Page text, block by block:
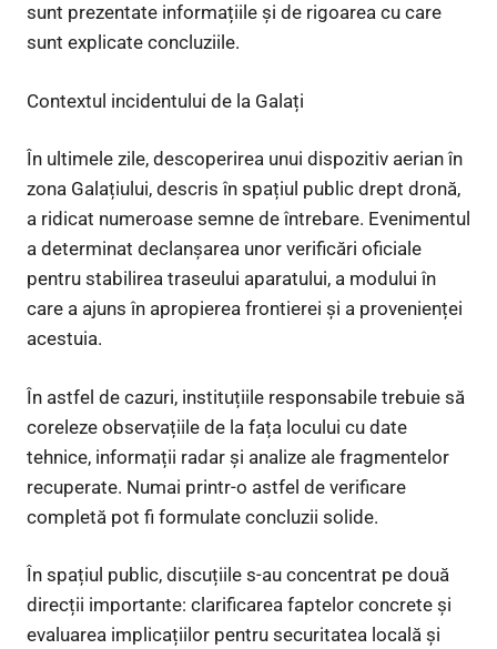
sunt prezentate informațiile și de rigoarea cu care
sunt explicate concluziile.
Contextul incidentului de la Galați
În ultimele zile, descoperirea unui dispozitiv aerian în
zona Galațiului, descris în spațiul public drept dronă,
a ridicat numeroase semne de întrebare. Evenimentul
a determinat declanșarea unor verificări oficiale
pentru stabilirea traseului aparatului, a modului în
care a ajuns în apropierea frontierei și a provenienței
acestuia.
În astfel de cazuri, instituțiile responsabile trebuie să
coreleze observațiile de la fața locului cu date
tehnice, informații radar și analize ale fragmentelor
recuperate. Numai printr-o astfel de verificare
completă pot fi formulate concluzii solide.
În spațiul public, discuțiile s-au concentrat pe două
direcții importante: clarificarea faptelor concrete și
evaluarea implicațiilor pentru securitatea locală și